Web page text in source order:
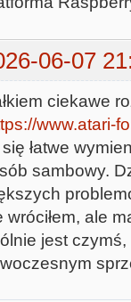
06-07
ciekawe
www.atari-
się łatwe
sambowy.
wróciłem, ale
jest